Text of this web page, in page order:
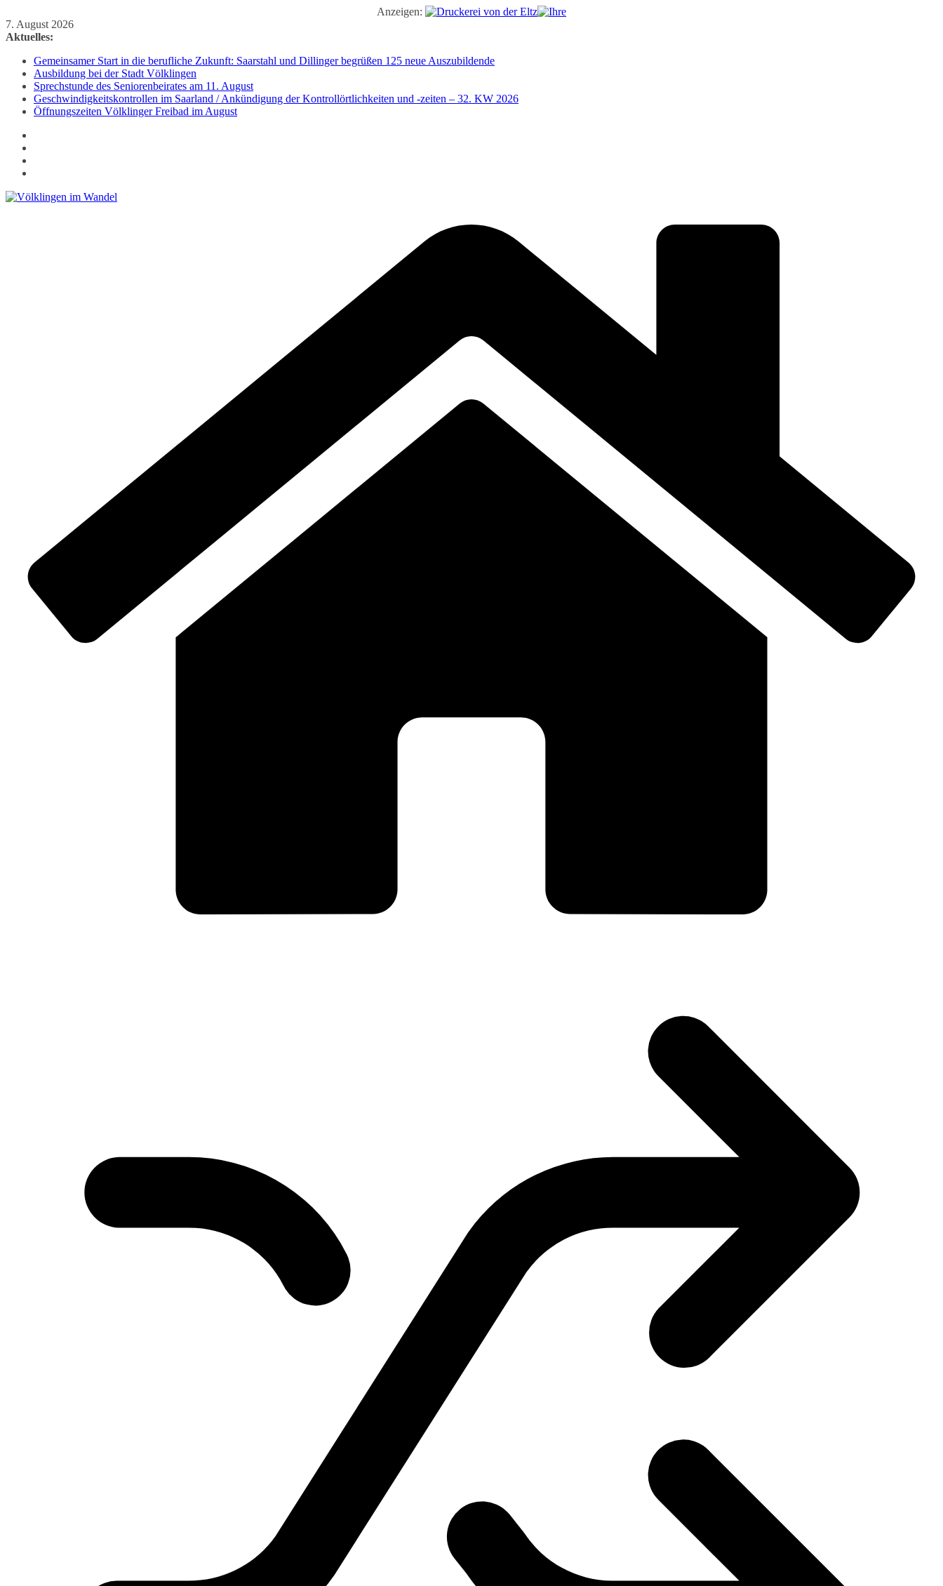
Anzeigen:
Zum
Inhalt
7. August 2026
Aktuelles:
Gemeinsamer Start in die berufliche Zukunft: Saarstahl und Dillinger begrüßen 125 neue Auszubildende
Ausbildung bei der Stadt Völklingen
Sprechstunde des Seniorenbeirates am 11. August
Geschwindigkeitskontrollen im Saarland / Ankündigung der Kontrollörtlichkeiten und -zeiten – 32. KW 2026
Öffnungszeiten Völklinger Freibad im August